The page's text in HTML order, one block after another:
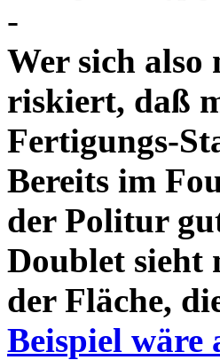
-
Wer sich also
riskiert, daß
Fertigungs-
Bereits im
der Politur
Doublet sieht
der Fläche,
Beispiel wäre